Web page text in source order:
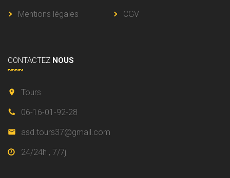
Mentions légales
CGV
CONTACTEZ NOUS
Tours
06-16-01-92-28
asd.tours37@gmail.com
24/24h , 7/7j